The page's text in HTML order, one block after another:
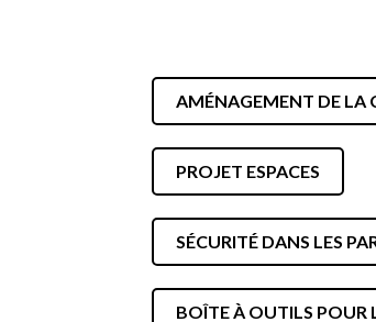
LOISIR MUNICIPAL
PARCS ET ESPACES RÉCRÉATIFS
PERSONNES HANDICAPÉES
BOÎTE À OUTILS
AMÉNAGEMENT DE LA
PROJET ESPACES
SÉCURITÉ DANS LES
BOÎTE À OUTILS POUR